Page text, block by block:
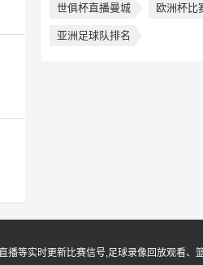
世俱杯直播曼城 欧洲杯比
亚洲足球队排名
等实时更新比赛信号,足球录像回放观看、